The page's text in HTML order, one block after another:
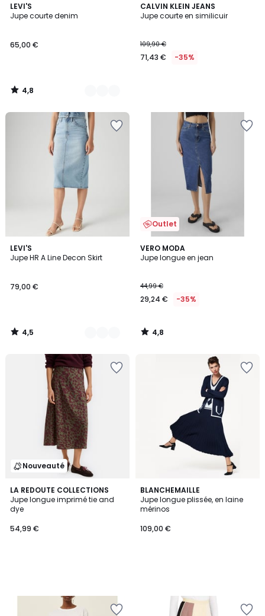
LEVI'S
Jupe courte denim
65,00 €
4,8
/ 5
2
Couleurs
4,8
/
CALVIN KLEIN JEANS
Jupe courte en similicuir
109,90 €
71,43 € -35%
LEVI'S
Jupe HR A Line Decon Skirt
79,00 €
4,5
/ 5
2
Couleurs
4,5
/
Outlet
VERO MODA
Jupe longue en jean
44,99 €
29,24 € -35%
4,8
/ 5
4,8
/
Nouveauté
LA REDOUTE COLLECTIONS
Jupe longue imprimé tie and
dye
54,99 €
BLANCHEMAILLE
Jupe longue plissée, en laine
mérinos
109,00 €